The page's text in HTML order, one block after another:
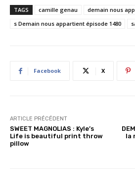
r
g
e
t
TAGS camille genau
demain nous
s Demain nous appartient épisode 1480
Facebook X
ARTICLE PRÉCÉDENT
SWEET MAGNOLIAS : Kyle’s
Life is beautiful print throw
pillow
la